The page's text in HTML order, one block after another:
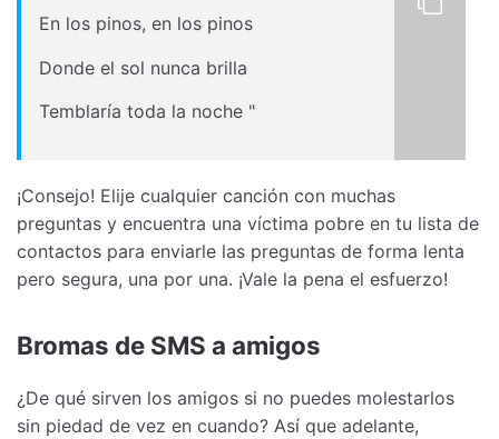
En los pinos, en los pinos
Donde el sol nunca brilla
Temblaría toda la noche "
¡Consejo! Elije cualquier canción con muchas
preguntas y encuentra una víctima pobre en tu lista de
contactos para enviarle las preguntas de forma lenta
pero segura, una por una. ¡Vale la pena el esfuerzo!
Bromas de SMS a amigos
¿De qué sirven los amigos si no puedes molestarlos
sin piedad de vez en cuando? Así que adelante,